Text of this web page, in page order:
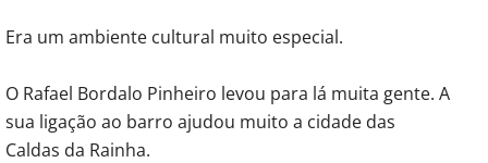
Era um ambiente cultural muito especial.
O Rafael Bordalo Pinheiro levou para lá muita gente. A
sua ligação ao barro ajudou muito a cidade das
Caldas da Rainha.